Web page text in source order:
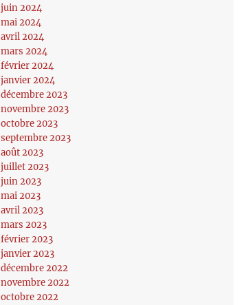
juin 2024
mai 2024
avril 2024
mars 2024
février 2024
janvier 2024
décembre 2023
novembre 2023
octobre 2023
septembre 2023
août 2023
juillet 2023
juin 2023
mai 2023
avril 2023
mars 2023
février 2023
janvier 2023
décembre 2022
novembre 2022
octobre 2022